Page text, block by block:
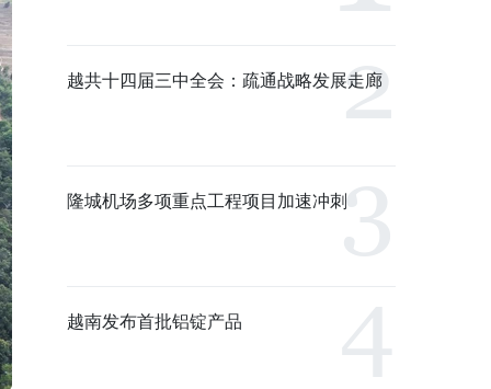
越共十四届三中全会：疏通战略发展走廊
隆城机场多项重点工程项目加速冲刺
越南发布首批铝锭产品